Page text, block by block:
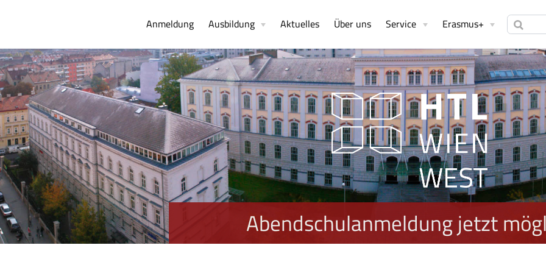
Anmeldung Ausbildung Aktuelles Über uns Service Erasmus+
Abendschulanmeldung jetzt